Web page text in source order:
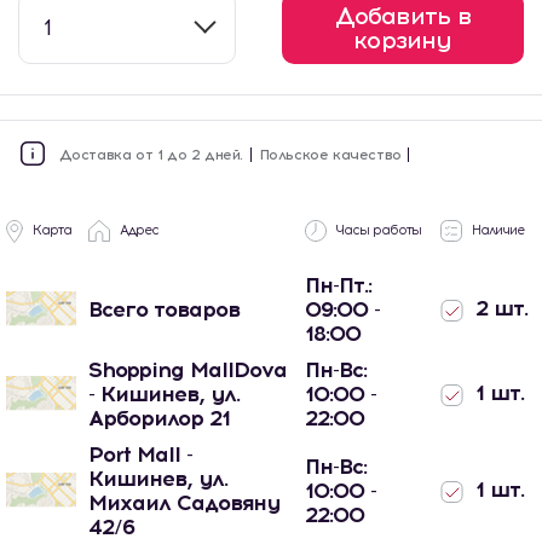
1
Добавить в
корзину
Доставка от 1 до 2 дней. Польское качество
Карта Адрес Часы работы Наличие
Всего товаров
Пн-Пт.:
09:00 -
18:00
2 шт.
Shopping MallDova
- Кишинев, ул.
Арборилор 21
Пн-Вс:
10:00 -
22:00
1 шт.
Port Mall -
Кишинев, ул.
Михаил Садовяну
42/6
Пн-Вс:
10:00 -
22:00
1 шт.